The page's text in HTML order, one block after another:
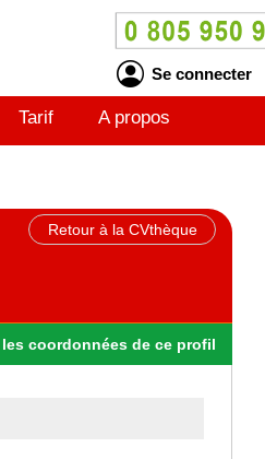
Se connecter
Tarif A propos
Retour à la CVthèque
les coordonnées de ce profil